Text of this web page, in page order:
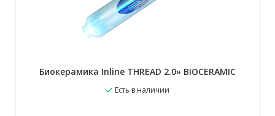
Биокерамика Inline THREAD 2.0» BIOCERAMIC
Есть в наличии